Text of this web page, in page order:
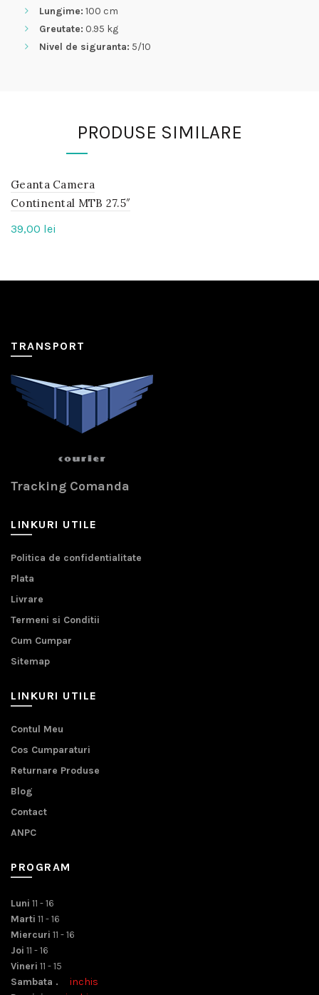
Lungime: 100 cm
Greutate: 0.95 kg
Nivel de siguranta: 5/10
PRODUSE SIMILARE
IN
STOC
Geanta Camera
Continental MTB 27.5″
39,00 lei
TRANSPORT
Tracking Comanda
LINKURI UTILE
Politica de confidentialitate
Plata
Livrare
Termeni si Conditii
Cum Cumpar
Sitemap
LINKURI UTILE
Contul Meu
Cos Cumparaturi
Returnare Produse
Blog
Contact
ANPC
PROGRAM
Luni 11 - 16
Marti 11 - 16
Miercuri 11 - 16
Joi 11 - 16
Vineri 11 - 15
Sambata . inchis